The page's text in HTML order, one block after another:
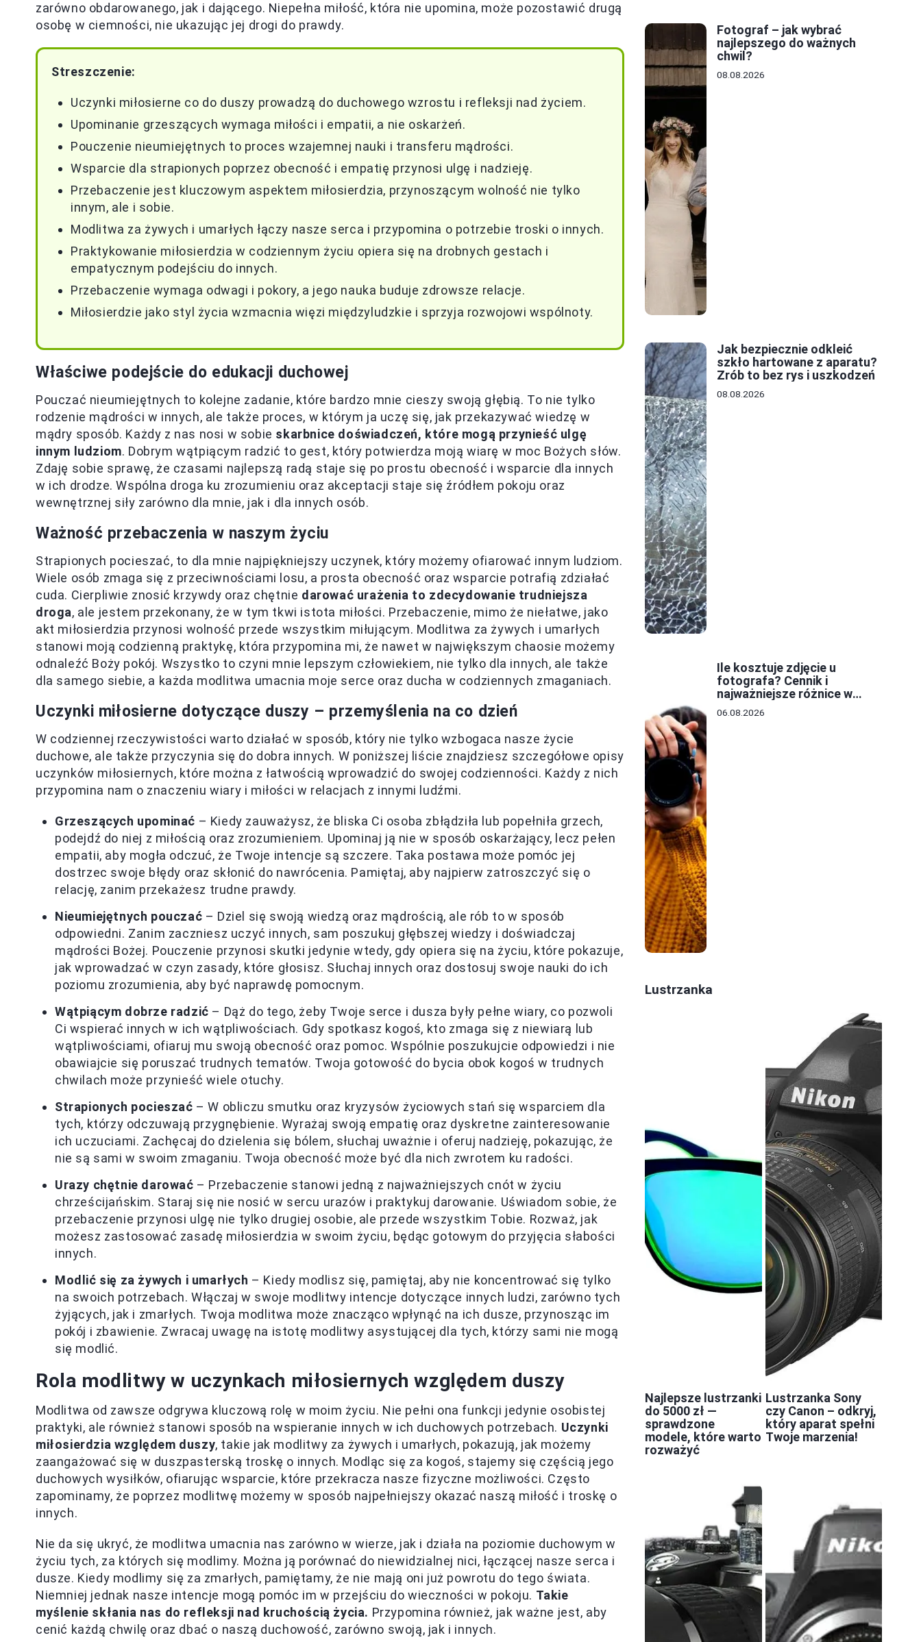
zarówno obdarowanego, jak i dającego. Niepełna miłość, która nie upomina, może pozostawić drugą
osobę w ciemności, nie ukazując jej drogi do prawdy.
Streszczenie:
Uczynki miłosierne co do duszy prowadzą do duchowego wzrostu i refleksji nad życiem.
Upominanie grzeszących wymaga miłości i empatii, a nie oskarżeń.
Pouczenie nieumiejętnych to proces wzajemnej nauki i transferu mądrości.
Wsparcie dla strapionych poprzez obecność i empatię przynosi ulgę i nadzieję.
Przebaczenie jest kluczowym aspektem miłosierdzia, przynoszącym wolność nie tylko
innym, ale i sobie.
Modlitwa za żywych i umarłych łączy nasze serca i przypomina o potrzebie troski o innych.
Praktykowanie miłosierdzia w codziennym życiu opiera się na drobnych gestach i
empatycznym podejściu do innych.
Przebaczenie wymaga odwagi i pokory, a jego nauka buduje zdrowsze relacje.
Miłosierdzie jako styl życia wzmacnia więzi międzyludzkie i sprzyja rozwojowi wspólnoty.
Właściwe podejście do edukacji duchowej
Pouczać nieumiejętnych to kolejne zadanie, które bardzo mnie cieszy swoją głębią. To nie tylko
rodzenie mądrości w innych, ale także proces, w którym ja uczę się, jak przekazywać wiedzę w
mądry sposób. Każdy z nas nosi w sobie skarbnice doświadczeń, które mogą przynieść ulgę
innym ludziom. Dobrym wątpiącym radzić to gest, który potwierdza moją wiarę w moc Bożych słów.
Zdaję sobie sprawę, że czasami najlepszą radą staje się po prostu obecność i wsparcie dla innych
w ich drodze. Wspólna droga ku zrozumieniu oraz akceptacji staje się źródłem pokoju oraz
wewnętrznej siły zarówno dla mnie, jak i dla innych osób.
Ważność przebaczenia w naszym życiu
Strapionych pocieszać, to dla mnie najpiękniejszy uczynek, który możemy ofiarować innym ludziom.
Wiele osób zmaga się z przeciwnościami losu, a prosta obecność oraz wsparcie potrafią zdziałać
cuda. Cierpliwie znosić krzywdy oraz chętnie darować urażenia to zdecydowanie trudniejsza
droga, ale jestem przekonany, że w tym tkwi istota miłości. Przebaczenie, mimo że niełatwe, jako
akt miłosierdzia przynosi wolność przede wszystkim miłującym. Modlitwa za żywych i umarłych
stanowi moją codzienną praktykę, która przypomina mi, że nawet w największym chaosie możemy
odnaleźć Boży pokój. Wszystko to czyni mnie lepszym człowiekiem, nie tylko dla innych, ale także
dla samego siebie, a każda modlitwa umacnia moje serce oraz ducha w codziennych zmaganiach.
Uczynki miłosierne dotyczące duszy – przemyślenia na co dzień
W codziennej rzeczywistości warto działać w sposób, który nie tylko wzbogaca nasze życie
duchowe, ale także przyczynia się do dobra innych. W poniższej liście znajdziesz szczegółowe opisy
uczynków miłosiernych, które można z łatwością wprowadzić do swojej codzienności. Każdy z nich
przypomina nam o znaczeniu wiary i miłości w relacjach z innymi ludźmi.
Grzeszących upominać – Kiedy zauważysz, że bliska Ci osoba zbłądziła lub popełniła grzech,
podejdź do niej z miłością oraz zrozumieniem. Upominaj ją nie w sposób oskarżający, lecz pełen
empatii, aby mogła odczuć, że Twoje intencje są szczere. Taka postawa może pomóc jej
dostrzec swoje błędy oraz skłonić do nawrócenia. Pamiętaj, aby najpierw zatroszczyć się o
relację, zanim przekażesz trudne prawdy.
Nieumiejętnych pouczać – Dziel się swoją wiedzą oraz mądrością, ale rób to w sposób
odpowiedni. Zanim zaczniesz uczyć innych, sam poszukuj głębszej wiedzy i doświadczaj
mądrości Bożej. Pouczenie przynosi skutki jedynie wtedy, gdy opiera się na życiu, które pokazuje,
jak wprowadzać w czyn zasady, które głosisz. Słuchaj innych oraz dostosuj swoje nauki do ich
poziomu zrozumienia, aby być naprawdę pomocnym.
Wątpiącym dobrze radzić – Dąż do tego, żeby Twoje serce i dusza były pełne wiary, co pozwoli
Ci wspierać innych w ich wątpliwościach. Gdy spotkasz kogoś, kto zmaga się z niewiarą lub
wątpliwościami, ofiaruj mu swoją obecność oraz pomoc. Wspólnie poszukujcie odpowiedzi i nie
obawiajcie się poruszać trudnych tematów. Twoja gotowość do bycia obok kogoś w trudnych
chwilach może przynieść wiele otuchy.
Strapionych pocieszać – W obliczu smutku oraz kryzysów życiowych stań się wsparciem dla
tych, którzy odczuwają przygnębienie. Wyrażaj swoją empatię oraz dyskretne zainteresowanie
ich uczuciami. Zachęcaj do dzielenia się bólem, słuchaj uważnie i oferuj nadzieję, pokazując, że
nie są sami w swoim zmaganiu. Twoja obecność może być dla nich zwrotem ku radości.
Urazy chętnie darować – Przebaczenie stanowi jedną z najważniejszych cnót w życiu
chrześcijańskim. Staraj się nie nosić w sercu urazów i praktykuj darowanie. Uświadom sobie, że
przebaczenie przynosi ulgę nie tylko drugiej osobie, ale przede wszystkim Tobie. Rozważ, jak
możesz zastosować zasadę miłosierdzia w swoim życiu, będąc gotowym do przyjęcia słabości
innych.
Modlić się za żywych i umarłych – Kiedy modlisz się, pamiętaj, aby nie koncentrować się tylko
na swoich potrzebach. Włączaj w swoje modlitwy intencje dotyczące innych ludzi, zarówno tych
żyjących, jak i zmarłych. Twoja modlitwa może znacząco wpłynąć na ich dusze, przynosząc im
pokój i zbawienie. Zwracaj uwagę na istotę modlitwy asystującej dla tych, którzy sami nie mogą
się modlić.
Rola modlitwy w uczynkach miłosiernych względem duszy
Modlitwa od zawsze odgrywa kluczową rolę w moim życiu. Nie pełni ona funkcji jedynie osobistej
praktyki, ale również stanowi sposób na wspieranie innych w ich duchowych potrzebach. Uczynki
miłosierdzia względem duszy, takie jak modlitwy za żywych i umarłych, pokazują, jak możemy
zaangażować się w duszpasterską troskę o innych. Modląc się za kogoś, stajemy się częścią jego
duchowych wysiłków, ofiarując wsparcie, które przekracza nasze fizyczne możliwości. Często
zapominamy, że poprzez modlitwę możemy w sposób najpełniejszy okazać naszą miłość i troskę o
innych.
Nie da się ukryć, że modlitwa umacnia nas zarówno w wierze, jak i działa na poziomie duchowym w
życiu tych, za których się modlimy. Można ją porównać do niewidzialnej nici, łączącej nasze serca i
dusze. Kiedy modlimy się za zmarłych, pamiętamy, że nie mają oni już powrotu do tego świata.
Niemniej jednak nasze intencje mogą pomóc im w przejściu do wieczności w pokoju. Takie
myślenie skłania nas do refleksji nad kruchością życia. Przypomina również, jak ważne jest, aby
cenić każdą chwilę oraz dbać o naszą duchowość, zarówno swoją, jak i innych.
Fotograf – jak wybrać
najlepszego do ważnych
chwil?
08.08.2026
Jak bezpiecznie odkleić
szkło hartowane z aparatu?
Zrób to bez rys i uszkodzeń
08.08.2026
Ile kosztuje zdjęcie u
fotografa? Cennik i
najważniejsze różnice w
cenach
06.08.2026
Lustrzanka
Najlepsze lustrzanki
do 5000 zł —
sprawdzone
modele, które warto
rozważyć
Lustrzanka Sony
czy Canon – odkryj,
który aparat spełni
Twoje marzenia!